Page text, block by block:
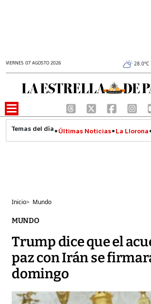
VIERNES 07 AGOSTO 2026 28.0°C
Últimas Noticias La Llorona
Inicio> Mundo
MUNDO
Trump dice que el
paz con Irán se
domingo